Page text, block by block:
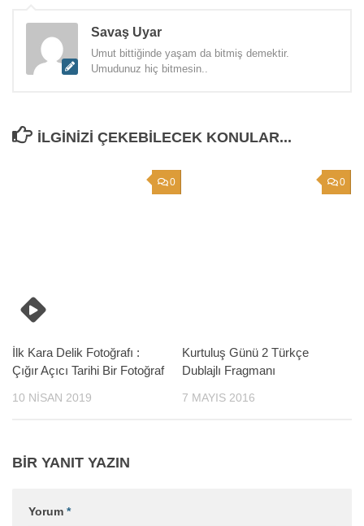
Savaş Uyar
Umut bittiğinde yaşam da bitmiş demektir.
Umudunuz hiç bitmesin..
İLGINIZI ÇEKEBILECEK KONULAR...
0
İlk Kara Delik Fotoğrafı :
Çığır Açıcı Tarihi Bir Fotoğraf
10 NISAN 2019
0
Kurtuluş Günü 2 Türkçe
Dublajlı Fragmanı
7 MAYIS 2016
BIR YANIT YAZIN
Yorum *